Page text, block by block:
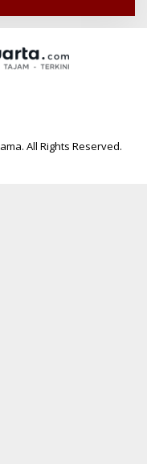
All Rights Reserved.